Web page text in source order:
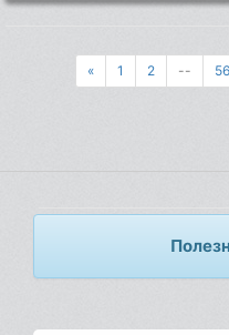
« 1 2 -- 56